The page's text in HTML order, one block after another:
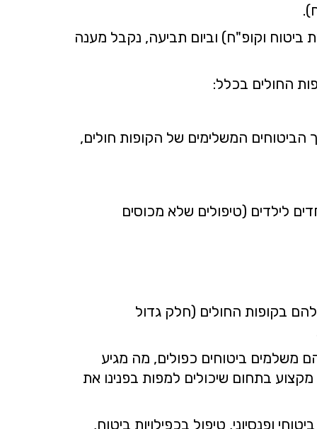
ביטוח שונות ו/או חברת ביטוח וקופ"ח) וביום תביעה, נקבל מענה
החולים בכלל:
הביטוחים המשלימים של הקופות חולים,
לילדים (טיפולים שלא מכוסים
שקיים להם בקופות החולים (חלק גדול
משלמים ביטוחים כפולים, מה מגיע
בתחום שיכולים למפות בפנינו את
ופנסיוני, טיפול בכפילויות ביטוח,